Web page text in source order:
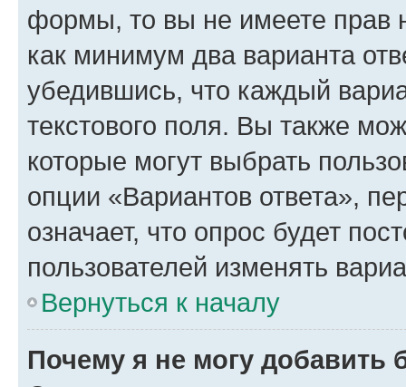
формы, то вы не имеете прав
как минимум два варианта
убедившись, что каждый
текстового поля. Вы также
которые могут выбрать
опции «Вариантов ответа»,
означает, что опрос будет
пользователей изменять
Вернуться к началу
Почему я не могу добавить